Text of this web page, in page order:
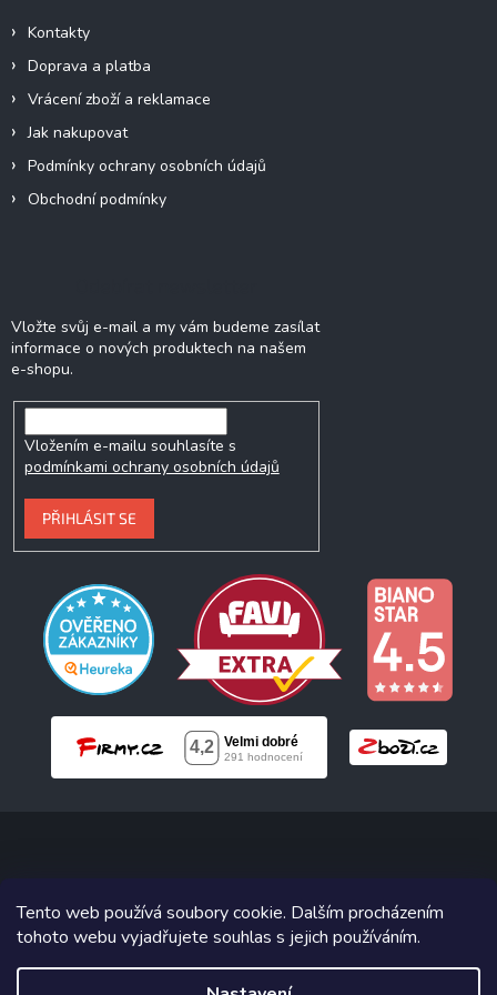
Tento web používá soubory cookie. Dalším procházením
tohoto webu vyjadřujete souhlas s jejich používáním.
Kontakty
Doprava a platba
Vrácení zboží a reklamace
Jak nakupovat
Podmínky ochrany osobních údajů
Obchodní podmínky
Vložte svůj e-mail a my vám budeme zasílat
informace o nových produktech na našem
e-shopu.
Vložením e-mailu souhlasíte s
podmínkami ochrany osobních údajů
PŘIHLÁSIT SE
Copyright 2026 Neonabytek.cz
. Všechna práva vyhrazena.
Grafický návrh vytvořil a na Shoptet implementoval Tomáš Hlad
Shoptetak.cz.